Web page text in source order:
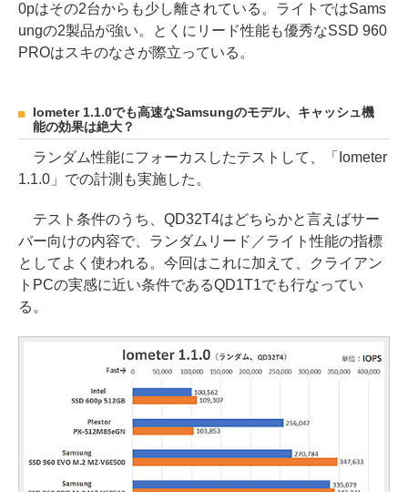
0pはその2台からも少し離されている。ライトではSams
ungの2製品が強い。とくにリード性能も優秀なSSD 960
PROはスキのなさが際立っている。
Iometer 1.1.0でも高速なSamsungのモデル、キャッシュ機
能の効果は絶大？
ランダム性能にフォーカスしたテストして、「Iometer
1.1.0」での計測も実施した。
テスト条件のうち、QD32T4はどちらかと言えばサー
バー向けの内容で、ランダムリード／ライト性能の指標
としてよく使われる。今回はこれに加えて、クライアン
トPCの実感に近い条件であるQD1T1でも行なってい
る。